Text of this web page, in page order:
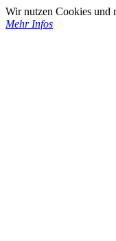
Wir nutzen Cookies und
Mehr Infos